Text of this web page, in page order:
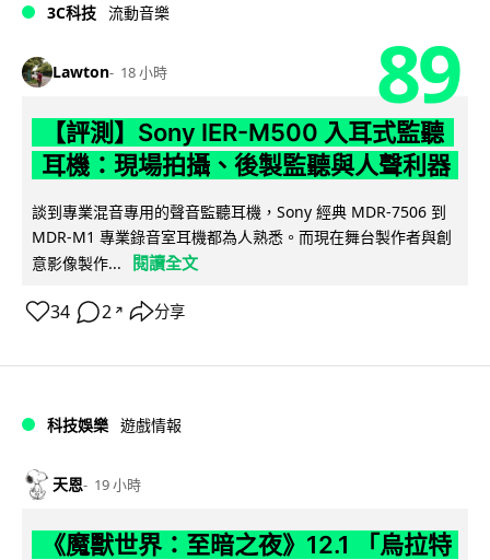
3C科技 流動音樂
Lawton 18 小時 89
【評測】Sony IER-M500 入耳式監聽
耳機：現場拍攝、後製監聽與人聲利器
談到專業混音專用的聲音監聽耳機，Sony 經典 MDR-7506 到
MDR-M1 專業錄音室耳機都為人熟悉。而現在舞台製作者與創
意影像製作...
閱讀全文
34 2 ↗ 分享
科技娛樂 遊戲情報
天恩 19 小時
《魔獸世界：至暗之夜》12.1 「烏拉特